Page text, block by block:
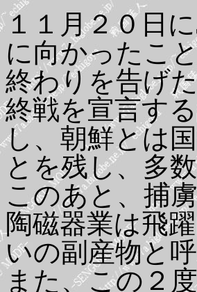
１１月２０日
に向かったこ
終わりを告げ
終戦を宣言す
し、朝鮮とは
とを残し、多
このあと、捕
陶磁器業は飛
いの副産物と
また、この２